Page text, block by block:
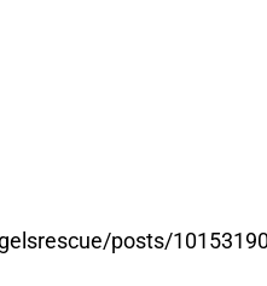
posts/